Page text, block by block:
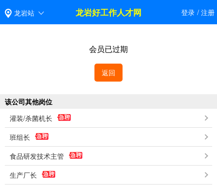
龙岩站 龙岩好工作人才网 登录 / 注册
会员已过期
返回
该公司其他岗位
灌装/杀菌机长
班组长
食品研发技术主管
生产厂长